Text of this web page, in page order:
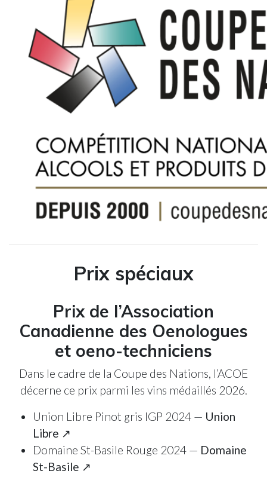
Prix spéciaux
Prix de l’Association
Canadienne des Oenologues
et oeno-techniciens
Dans le cadre de la Coupe des Nations, l’ACOE
décerne ce prix parmi les vins médaillés 2026.
Union Libre Pinot gris IGP 2024 — Union
Libre ↗
Domaine St-Basile Rouge 2024 — Domaine
St-Basile ↗